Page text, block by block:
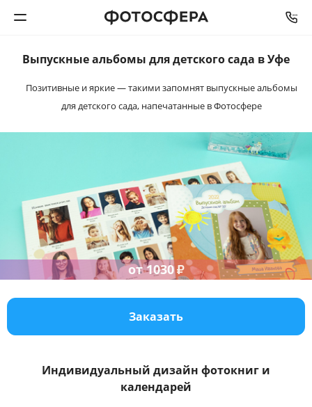
Печать фото
Интерьерная печать
Фотоподарки
Багетная мастерская
Услуги и сервис
Магазин
Выпускные альбомы для детского сада в Уфе
Позитивные и яркие — такими запомнят выпускные альбомы
для детского сада, напечатанные в Фотосфере
Заказать
от1030₽
Индивидуальный дизайн фотокниг и
календарей